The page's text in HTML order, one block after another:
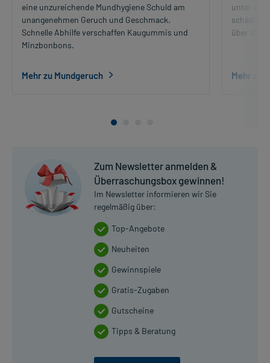
eine unzureichende Mundhygiene Schuld am
unangenehmen Geruch und Geschmack.
Schnelle Abhilfe verschaffen Kaugummis und
Minzbonbons.
Mehr zu Mundgeruch
unter
schädlich
über das
Mehr
Zum Newsletter anmelden &
Überraschungsbox gewinnen!
Im Newsletter informieren wir Sie
regelmäßig über:
Top-Angebote
Neuheiten
Gewinnspiele
Gratis-Zugaben
Gutscheine
Tipps & Beratung